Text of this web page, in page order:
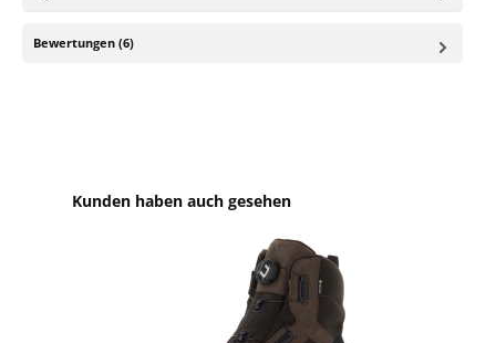
Bewertungen (6)
Produktgalerie überspringen
Kunden haben auch gesehen